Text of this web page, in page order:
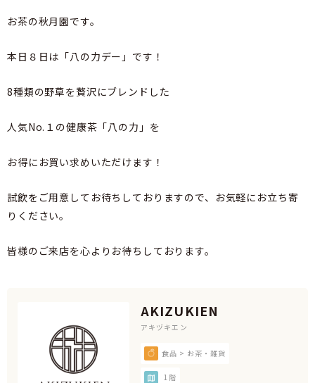
お茶の秋月園です。
本日８日は「八の力デー」です！
8種類の野草を贅沢にブレンドした
人気No.１の健康茶「八の力」を
お得にお買い求めいただけます！
試飲をご用意してお待ちしておりますので、お気軽にお立ち寄
りください。
皆様のご来店を心よりお待ちしております。
AKIZUKIEN
アキヅキエン
食品 > お茶・雑貨
1階